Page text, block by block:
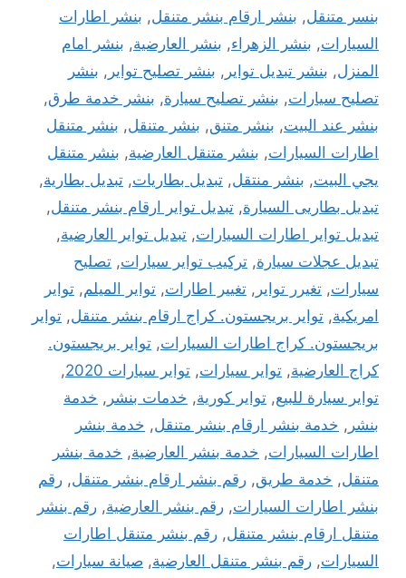
بنسر متنقل, بنشر ارقام بنشر متنقل, بنشر اطارات
السيارات, بنشر الزهراء, بنشر العارضية, بنشر امام
المنزل, بنشر تبديل تواير , بنشر تصليح تواير , بنشر
تصليح سيارات, بنشر تصليح سيارة, بنشر خدمة طرق,
بنشر عند البيت, بنشر متنق, بنشر متنقل, بنشر متنقل
اطارات السيارات, بنشر متنقل العارضية, بنشر متنقل
يجي البيت, بنشر منتقل, تبديل بطاريات, تبديل بطارية,
تبديل بطاريى السيارة, تبديل تواير ارقام بنشر متنقل,
تبديل تواير اطارات السيارات, تبديل تواير العارضية,
تبديل عجلات سيارة, تركيب تواير سيارات, تصليح
سيارات, تغيرر تواير , تغيير اطارات, تواير الميلم, تواير
امريكية, تواير بريجستون. كراج ارقام بنشر متنقل, تواير
بريجستون. كراج اطارات السيارات, تواير بريجستون.
كراج العارضية, تواير سيارات, تواير سيارات 2020
,
تواير سيارة للبيع, تواير كورية, خدمات بنشر , خدمة
بنشر , خدمة بنشر ارقام بنشر متنقل, خدمة بنشر
اطارات السيارات, خدمة بنشر العارضية, خدمة بنشر
متنقل, خدمة طريق, رقم بنشر ارقام بنشر متنقل, رقم
بنشر اطارات السيارات, رقم بنشر العارضية, رقم بنشر
متنقل ارقام بنشر متنقل, رقم بنشر متنقل اطارات
السيارات, رقم بنشر متنقل العارضية, صيانة سيارات,